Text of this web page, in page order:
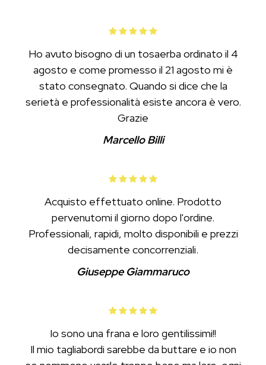
Ho avuto bisogno di un tosaerba ordinato il 4
agosto e come promesso il 21 agosto mi è
stato consegnato. Quando si dice che la
serietà e professionalità esiste ancora è vero.
Grazie
Marcello Billi
Acquisto effettuato online. Prodotto
pervenutomi il giorno dopo l'ordine.
Professionali, rapidi, molto disponibili e prezzi
decisamente concorrenziali.
Giuseppe Giammaruco
Io sono una frana e loro gentilissimi!!
Il mio tagliabordi sarebbe da buttare e io non